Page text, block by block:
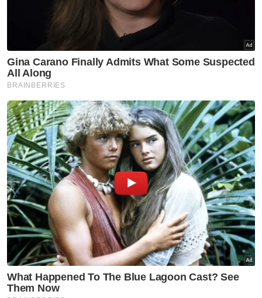
“Mereka ditambah dengan kumpulan baharu
serta golongan pengampu yang kini
memegang jawatan,” ujarnya.
Beliau turut menyatakan rasa simpati
terhadap Naib Presiden PKR, Nurul Izzah
Anwar yang didakwa menjadi ‘alat’ kepada
kumpulan berkenaan.